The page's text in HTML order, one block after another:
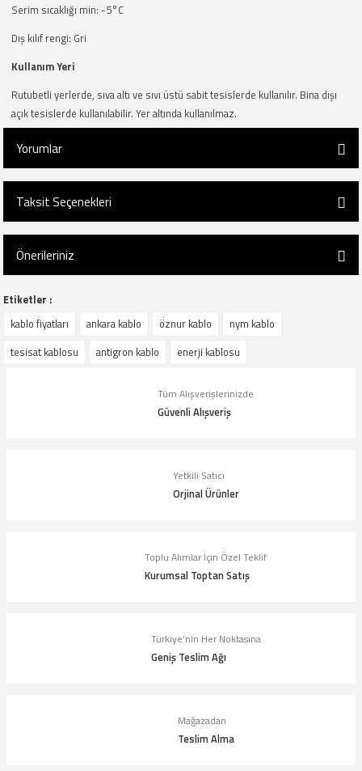
Serim sıcaklığı min: -5°C
Dış kılıf rengi: Gri
Kullanım Yeri
Rutubetli yerlerde, sıva altı ve sıvı üstü sabit tesislerde kullanılır. Bina dışı
açık tesislerde kullanılabilir. Yer altında kullanılmaz.
Yorumlar
Yorum Yaz
Taksit Seçenekleri
Önerileriniz
Bu ürünün fiyat bilgisi, resim, ürün açıklamalarında ve diğer konularda
yetersiz gördüğünüz noktaları öneri formunu kullanarak tarafımıza
iletebilirsiniz.
Ürün resmi kalitesiz, bozuk veya görüntülenemiyor.
Ürün fiyatı diğer sitelerden daha pahalı.
Etiketler :
kablo fiyatları
ankara kablo öznur kablo
nym kablo
tesisat kablosu
antigron kablo enerji kablosu
Tüm Alışverişlerinizde
Güvenli Alışveriş
Yetkili Satıcı
Orjinal Ürünler
Toplu Alımlar İçin Özel Teklif
Kurumsal Toptan Satış
Türkiye’nin Her Noktasına
Geniş Teslim Ağı
Mağazadan
Teslim Alma